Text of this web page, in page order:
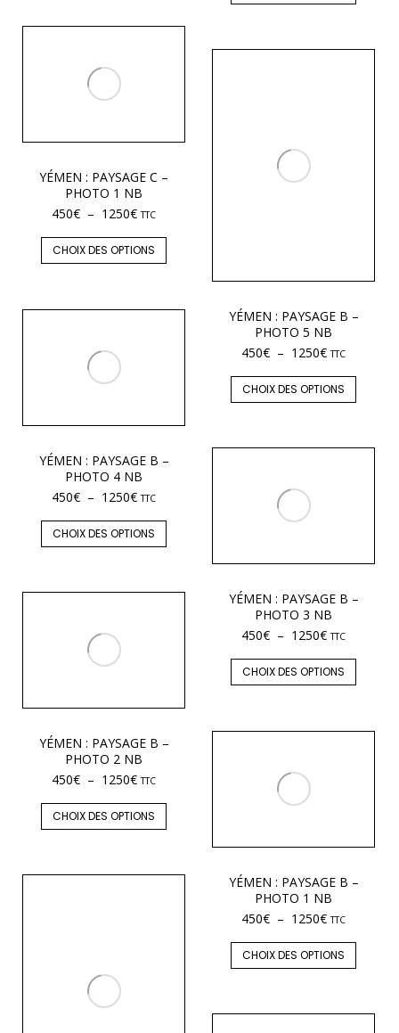
YÉMEN : PAYSAGE C –
PHOTO 1 NB
450€ – 1250€ TTC
CHOIX DES OPTIONS
YÉMEN : PAYSAGE B –
PHOTO 5 NB
450€ – 1250€ TTC
CHOIX DES OPTIONS
YÉMEN : PAYSAGE B –
PHOTO 4 NB
450€ – 1250€ TTC
CHOIX DES OPTIONS
YÉMEN : PAYSAGE B –
PHOTO 3 NB
450€ – 1250€ TTC
CHOIX DES OPTIONS
YÉMEN : PAYSAGE B –
PHOTO 2 NB
450€ – 1250€ TTC
CHOIX DES OPTIONS
YÉMEN : PAYSAGE B –
PHOTO 1 NB
450€ – 1250€ TTC
CHOIX DES OPTIONS